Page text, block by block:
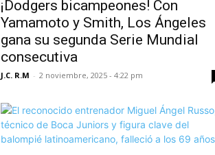
¡Dodgers bicampeones! Con
Yamamoto y Smith, Los Ángeles
gana su segunda Serie Mundial
consecutiva
J.C. R.M - 2 noviembre, 2025 - 4:22 pm